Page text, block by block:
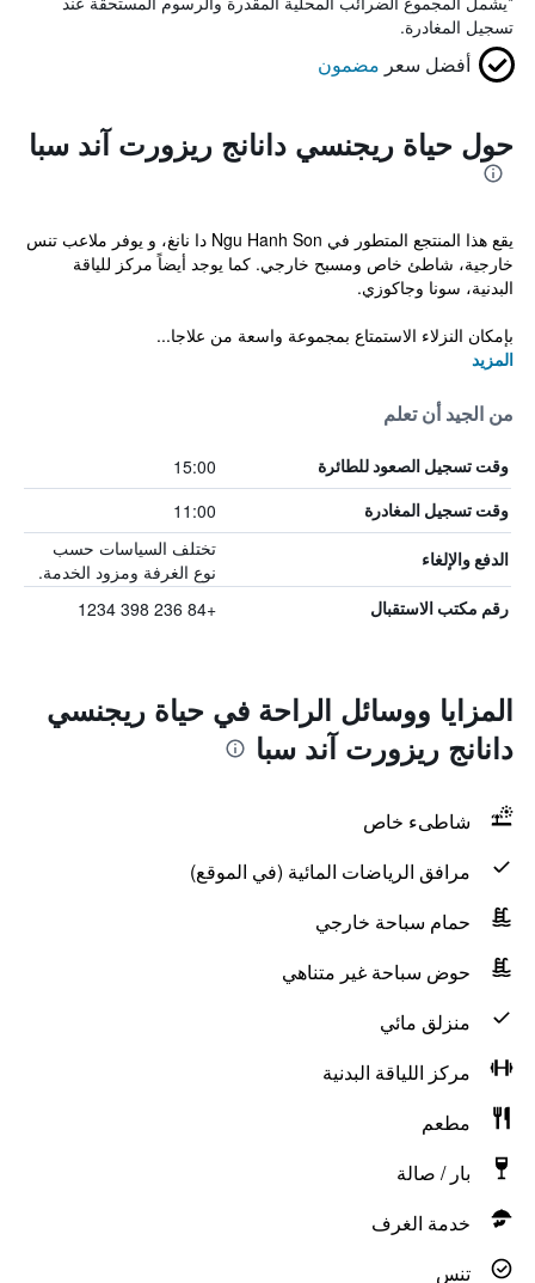
تسجيل المغادرة.
أفضل سعر مضمون
حول حياة ريجنسي دانانج ريزورت آند سبا
يقع هذا المنتجع المتطور في Ngu Hanh Son دا نانغ، و يوفر ملاعب تنس
خارجية، شاطئ خاص ومسبح خارجي. كما يوجد أيضاً مركز للياقة
البدنية، سونا وجاكوزي.
بإمكان النزلاء الاستمتاع بمجموعة واسعة من علاجا...
المزيد
من الجيد أن تعلم
وقت تسجيل الصعود للطائرة 15:00
وقت تسجيل المغادرة 11:00
الدفع والإلغاء
تختلف السياسات حسب
نوع الغرفة ومزود الخدمة.
رقم مكتب الاستقبال +84 236 398 1234
المزايا ووسائل الراحة في حياة ريجنسي
دانانج ريزورت آند سبا
شاطىء خاص
مرافق الرياضات المائية (في الموقع)
حمام سباحة خارجي
حوض سباحة غير متناهي
منزلق مائي
مركز اللياقة البدنية
مطعم
بار / صالة
خدمة الغرف
تنس